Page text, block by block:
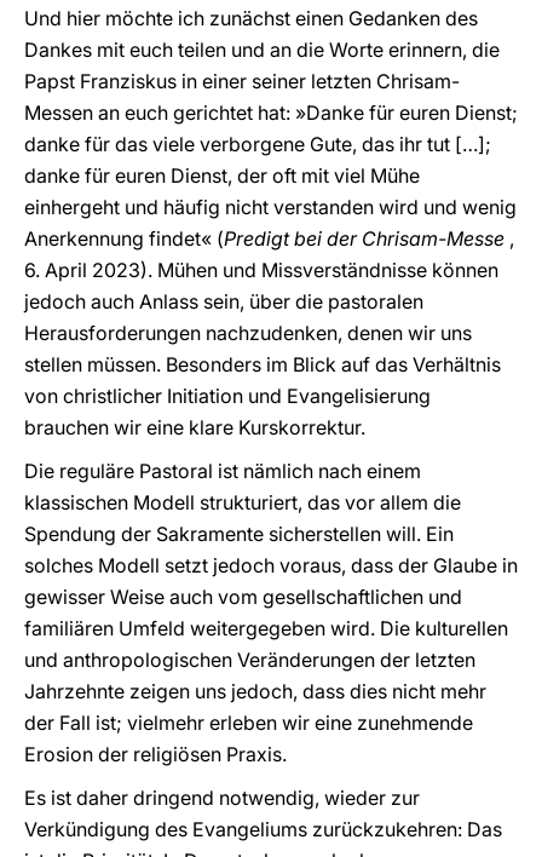
Und hier möchte ich zunächst einen Gedanken des
Dankes mit euch teilen und an die Worte erinnern, die
Papst Franziskus in einer seiner letzten Chrisam-
Messen an euch gerichtet hat: »Danke für euren Dienst;
danke für das viele verborgene Gute, das ihr tut […];
danke für euren Dienst, der oft mit viel Mühe
einhergeht und häufig nicht verstanden wird und wenig
Anerkennung findet« (Predigt bei der Chrisam-Messe ,
6. April 2023). Mühen und Missverständnisse können
jedoch auch Anlass sein, über die pastoralen
Herausforderungen nachzudenken, denen wir uns
stellen müssen. Besonders im Blick auf das Verhältnis
von christlicher Initiation und Evangelisierung
brauchen wir eine klare Kurskorrektur.
Die reguläre Pastoral ist nämlich nach einem
klassischen Modell strukturiert, das vor allem die
Spendung der Sakramente sicherstellen will. Ein
solches Modell setzt jedoch voraus, dass der Glaube in
gewisser Weise auch vom gesellschaftlichen und
familiären Umfeld weitergegeben wird. Die kulturellen
und anthropologischen Veränderungen der letzten
Jahrzehnte zeigen uns jedoch, dass dies nicht mehr
der Fall ist; vielmehr erleben wir eine zunehmende
Erosion der religiösen Praxis.
Es ist daher dringend notwendig, wieder zur
Verkündigung des Evangeliums zurückzukehren: Das